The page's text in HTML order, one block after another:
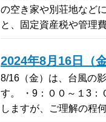
の空き家や別荘地など
と、固定資産税や管理
2024年8月16日（
8/16（金）は、台風の
す。 ・9：００～１3：
しますが、ご理解の程